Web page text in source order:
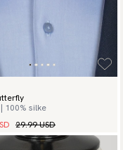
100% silke
29.99 USD